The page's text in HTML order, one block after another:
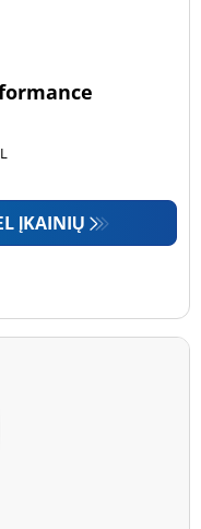
ĮKAINIŲ